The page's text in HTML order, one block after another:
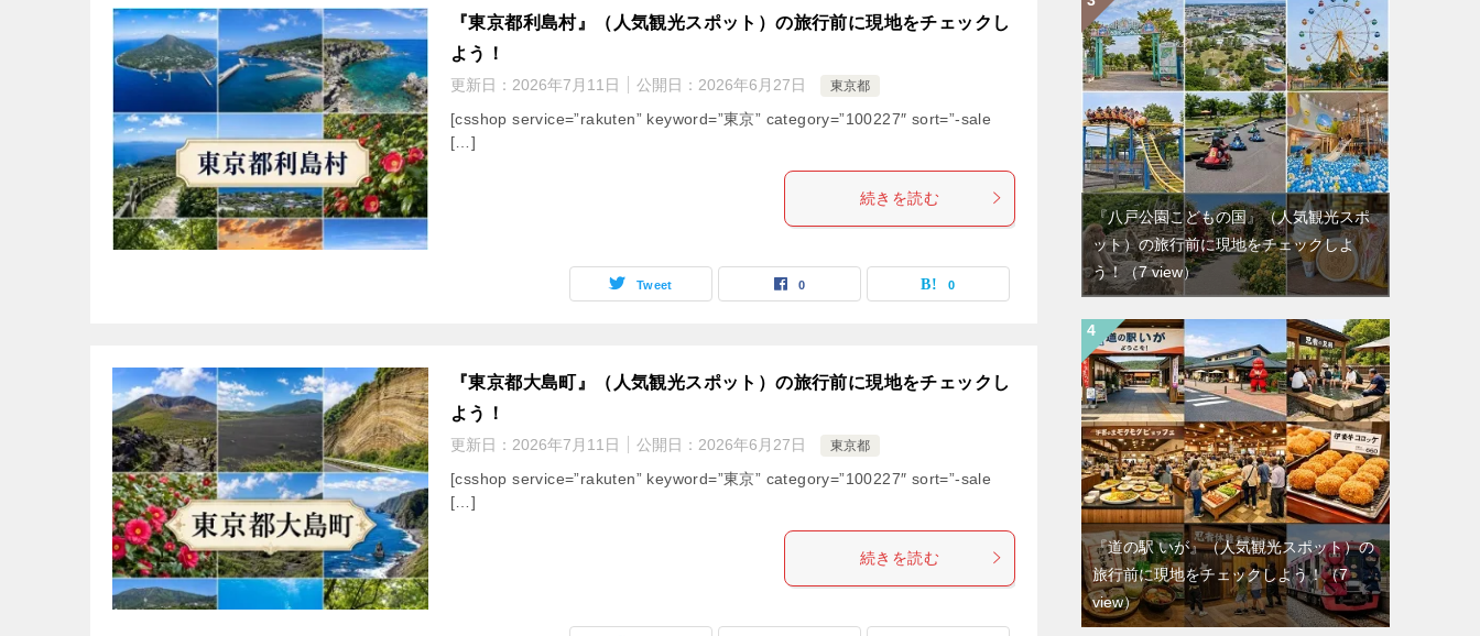
『東京都利島村』（人気観光スポット）の旅行前に現地をチェックし
よう！
更新日： 2026年7月11日 公開日： 2026年6月27日 東京都
[csshop service=”rakuten” keyword=”東京” category=”100227″ sort=”-sale
[…]
続きを読む
Tweet 0 0
『東京都大島町』（人気観光スポット）の旅行前に現地をチェックし
よう！
更新日： 2026年7月11日 公開日： 2026年6月27日 東京都
[csshop service=”rakuten” keyword=”東京” category=”100227″ sort=”-sale
[…]
続きを読む
『八戸公園こどもの国』（人気観光スポ
ット）の旅行前に現地をチェックしよ
う！ （7 view）
『道の駅 いが』（人気観光スポット）の
旅行前に現地をチェックしよう！（7
view）